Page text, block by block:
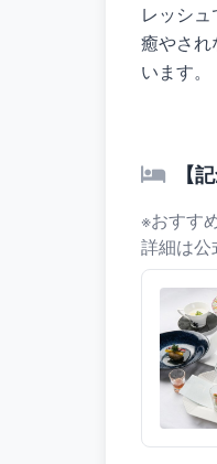
レッシ
癒やさ
います。
【
※おすす
詳細は公